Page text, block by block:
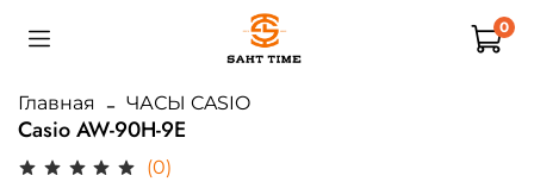
0
Главная ЧАСЫ CASIO
Casio AW-90H-9E
(0)